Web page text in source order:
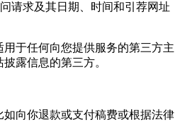
请求及其日期、时间和引荐网址
于任何向您提供服务的第三方主
露信息的第三方。
向你退款或支付稿费或根据法律